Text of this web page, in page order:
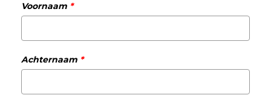
Voornaam *
Achternaam *